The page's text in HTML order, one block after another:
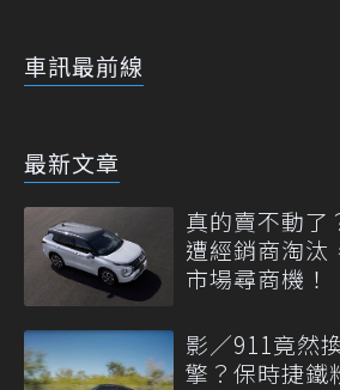
車訊最前線
最新文章
真的賣不動
遭經銷商淘汰
市場尋商機！
影／911竟然
擎？保時捷鐵